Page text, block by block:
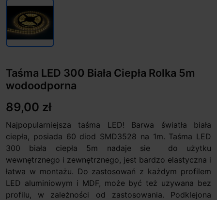
Taśma LED 300 Biała Ciepła Rolka 5m
wodoodporna
89,00 zł
Najpopularniejsza taśma LED! Barwa światła biała
ciepła, posiada 60 diod SMD3528 na 1m. Taśma LED
300 biała ciepła 5m nadaje sie do użytku
wewnętrznego i zewnętrznego, jest bardzo elastyczna i
łatwa w montażu. Do zastosowań z każdym profilem
LED aluminiowym i MDF, może być też uzywana bez
profilu, w zależności od zastosowania. Podklejona